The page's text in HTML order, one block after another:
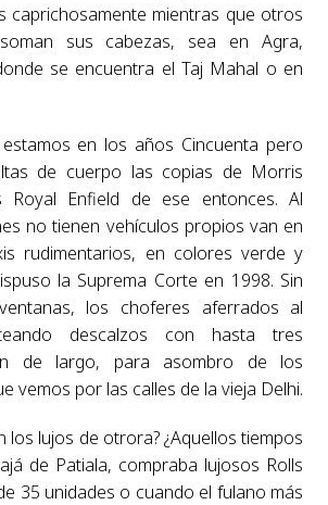
caprichosamente mientras que otros
sus cabezas, sea en Agra,
se encuentra el Taj Mahal o en
en los años Cincuenta pero
de cuerpo las copias de Morris
Enfield de ese entonces. Al
no tienen vehículos propios van en
rudimentarios, en colores verde y
la Suprema Corte en 1998. Sin
los choferes aferrados al
descalzos con hasta tres
de largo, para asombro de los
vemos por las calles de la vieja Delhi.
los lujos de otrora? ¿Aquellos tiempos
de Patiala, compraba lujosos Rolls
35 unidades o cuando el fulano más